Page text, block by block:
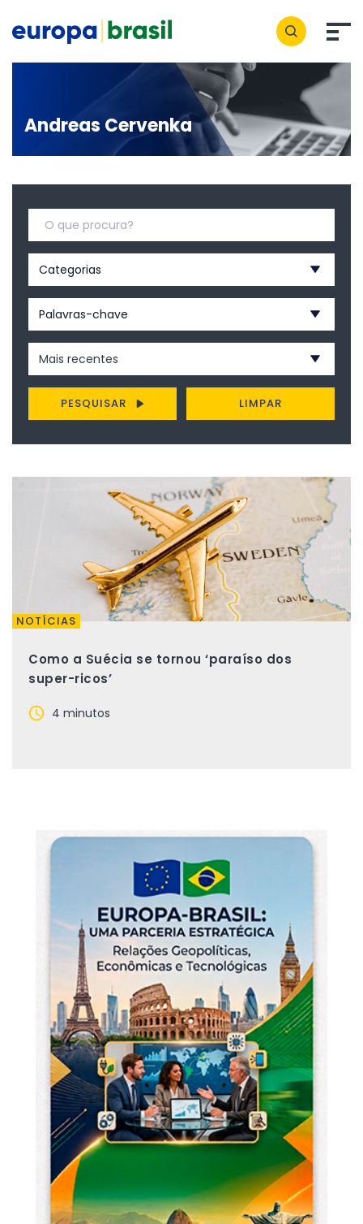
Andreas Cervenka
Categorias
Palavras-chave
Mais recentes
PESQUISAR LIMPAR
NOTÍCIAS
Como a Suécia se tornou ‘paraíso dos
super-ricos’
4 minutos